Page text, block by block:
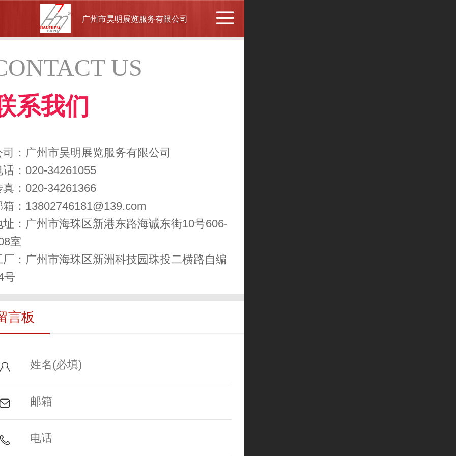
广州市昊明展览服务有限公司
US
系我们
司：广州市昊明展览服务有限公司
： 020-34261055
： 020-34261366
： 13802746181@139.com
： 广州市海珠区新港东路海诚东街10号606-
室
： 广州市海珠区新洲科技园珠投二横路自编
号
言板